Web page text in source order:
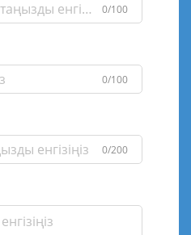
0/100
0/100
0/200